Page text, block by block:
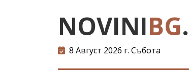
NOVINIBG
8 Август 2026 г. Събота